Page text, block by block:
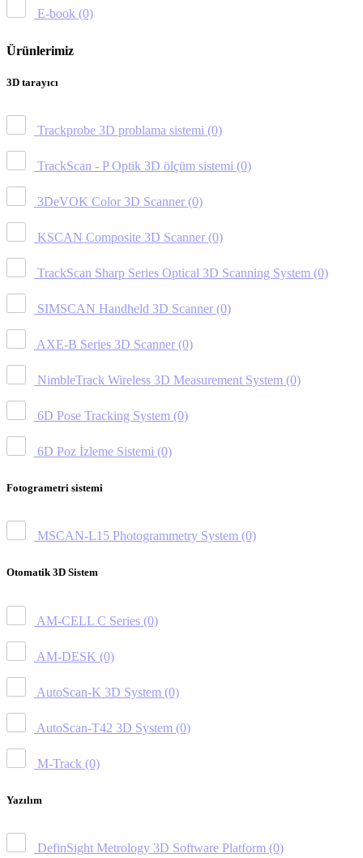
E-book (0)
Ürünlerimiz
3D tarayıcı
Trackprobe 3D problama sistemi (0)
TrackScan - P Optik 3D ölçüm sistemi (0)
3DeVOK Color 3D Scanner (0)
KSCAN Composite 3D Scanner (0)
TrackScan Sharp Series Optical 3D Scanning System (0)
SIMSCAN Handheld 3D Scanner (0)
AXE-B Series 3D Scanner (0)
NimbleTrack Wireless 3D Measurement System (0)
6D Pose Tracking System (0)
6D Poz İzleme Sistemi (0)
Fotogrametri sistemi
MSCAN-L15 Photogrammetry System (0)
Otomatik 3D Sistem
AM-CELL C Series (0)
AM-DESK (0)
AutoScan-K 3D System (0)
AutoScan-T42 3D System (0)
M-Track (0)
Yazılım
DefinSight Metrology 3D Software Platform (0)